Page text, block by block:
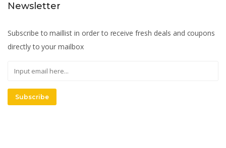
Newsletter
Subscribe to maillist in order to receive fresh deals and coupons
directly to your mailbox
Subscribe